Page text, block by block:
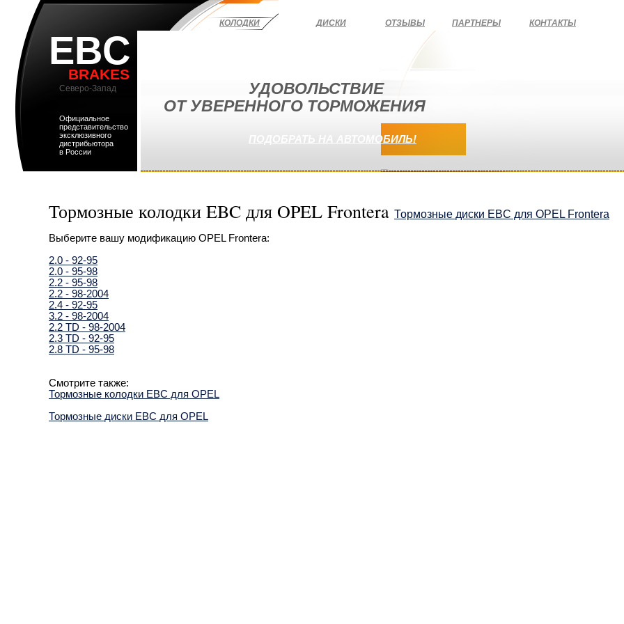
EBC
BRAKES
Северо-Запад
Официальное
представительство
эксклюзивного
дистрибьютора
в России
КОЛОДКИ ДИСКИ ОТЗЫВЫ ПАРТНЕРЫ КОНТАКТЫ
УДОВОЛЬСТВИЕ
ОТ УВЕРЕННОГО ТОРМОЖЕНИЯ
ПОДОБРАТЬ НА АВТОМОБИЛЬ!
Тормозные колодки EBC для OPEL Frontera Тормозные диски EBC для OPEL Frontera
Выберите вашу модификацию OPEL Frontera:
2.0 - 92-95
2.0 - 95-98
2.2 - 95-98
2.2 - 98-2004
2.4 - 92-95
3.2 - 98-2004
2.2 TD - 98-2004
2.3 TD - 92-95
2.8 TD - 95-98
Смотрите также:
Тормозные колодки EBC для OPEL
Тормозные диски EBC для OPEL